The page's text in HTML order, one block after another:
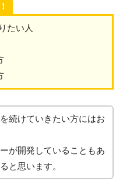
たい人
続けていきたい方にはお
が開発していることもあ
と思います。